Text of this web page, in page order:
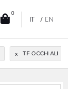
0
IT EN
x TF OCCHIALI